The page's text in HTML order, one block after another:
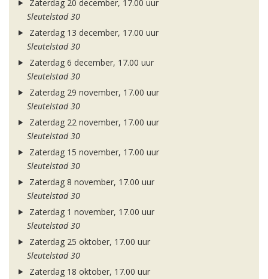
Zaterdag 20 december, 17.00 uur
Sleutelstad 30
Zaterdag 13 december, 17.00 uur
Sleutelstad 30
Zaterdag 6 december, 17.00 uur
Sleutelstad 30
Zaterdag 29 november, 17.00 uur
Sleutelstad 30
Zaterdag 22 november, 17.00 uur
Sleutelstad 30
Zaterdag 15 november, 17.00 uur
Sleutelstad 30
Zaterdag 8 november, 17.00 uur
Sleutelstad 30
Zaterdag 1 november, 17.00 uur
Sleutelstad 30
Zaterdag 25 oktober, 17.00 uur
Sleutelstad 30
Zaterdag 18 oktober, 17.00 uur